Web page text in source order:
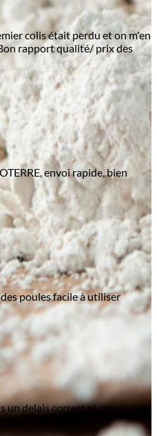
colis était perdu et on m'en
rapport qualité/ prix des
envoi rapide, bien
poules facile à utiliser
un delais correct et prix